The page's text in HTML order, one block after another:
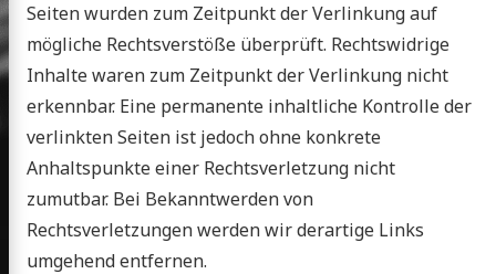
Seiten wurden zum Zeitpunkt der Verlinkung auf
mögliche Rechtsverstöße überprüft. Rechtswidrige
Inhalte waren zum Zeitpunkt der Verlinkung nicht
erkennbar. Eine permanente inhaltliche Kontrolle der
verlinkten Seiten ist jedoch ohne konkrete
Anhaltspunkte einer Rechtsverletzung nicht
zumutbar. Bei Bekanntwerden von
Rechtsverletzungen werden wir derartige Links
umgehend entfernen.